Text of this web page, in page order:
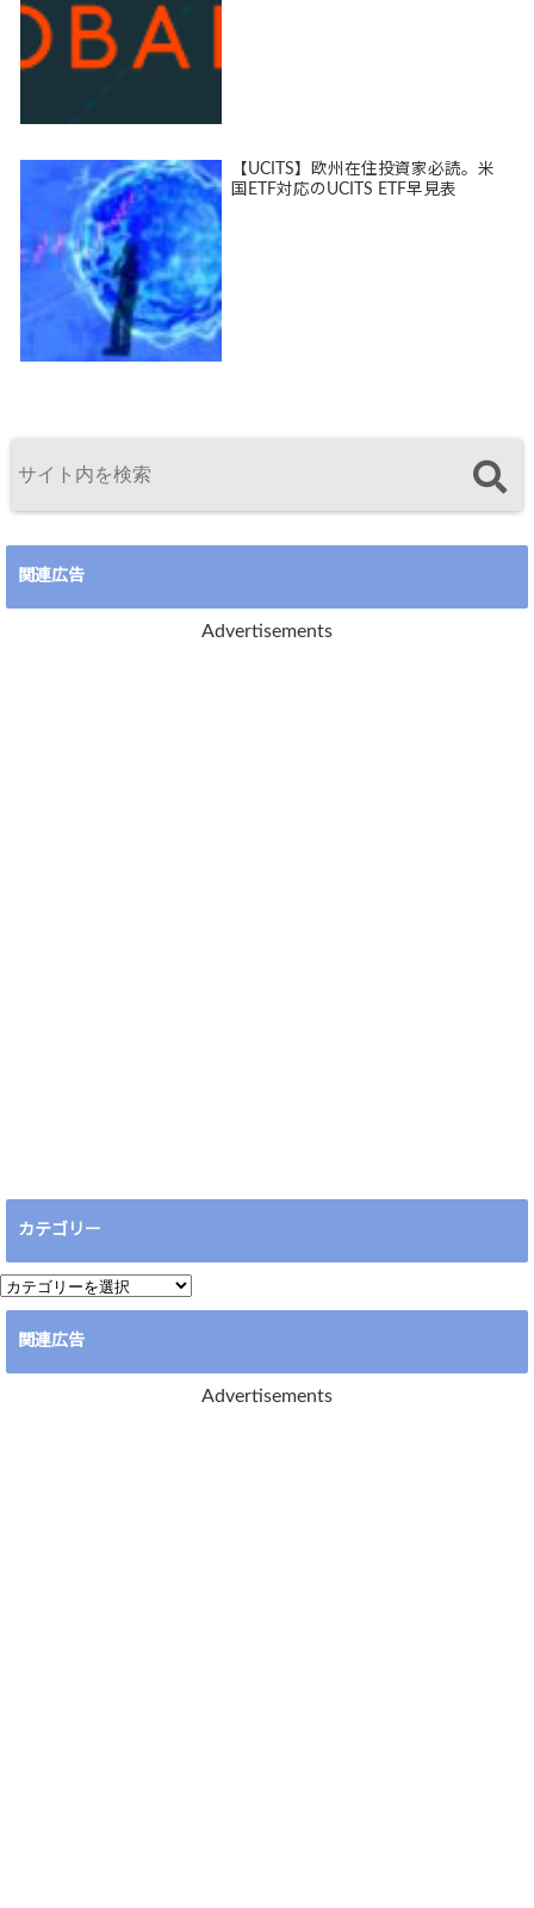
【UCITS】欧州在住投資家必読。米
国ETF対応のUCITS ETF早見表
関連広告
Advertisements
カテゴリー
カ
テ
リ
関連広告
Advertisements